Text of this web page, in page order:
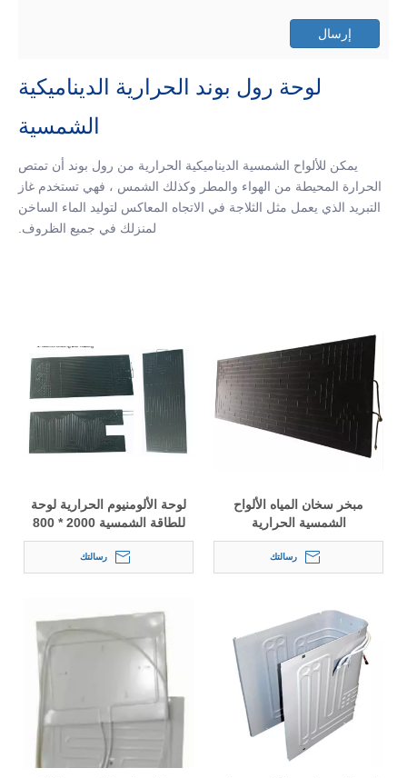
إرسال
لوحة رول بوند الحرارية الديناميكية
الشمسية
يمكن للألواح الشمسية الديناميكية الحرارية من رول بوند أن تمتص
الحرارة المحيطة من الهواء والمطر وكذلك الشمس ، فهي تستخدم غاز
التبريد الذي يعمل مثل الثلاجة في الاتجاه المعاكس لتوليد الماء الساخن
لمنزلك في جميع الظروف.
مبخر سخان المياه الألواح
الشمسية الحرارية
رسالتك
لوحة الألومنيوم الحرارية لوحة
للطاقة الشمسية 2000 * 800
مم
رسالتك